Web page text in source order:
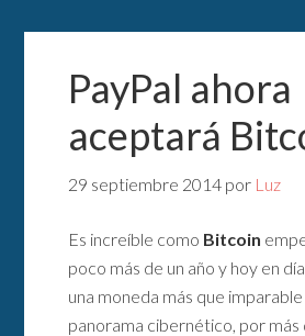
PayPal ahora
aceptará
29 septiembre 2014 por Luz
Es increíble como Bitcoin
poco más de un año y hoy en
una moneda más que
panorama cibernético, por más